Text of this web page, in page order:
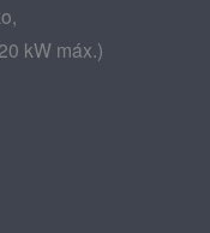
kW máx.)